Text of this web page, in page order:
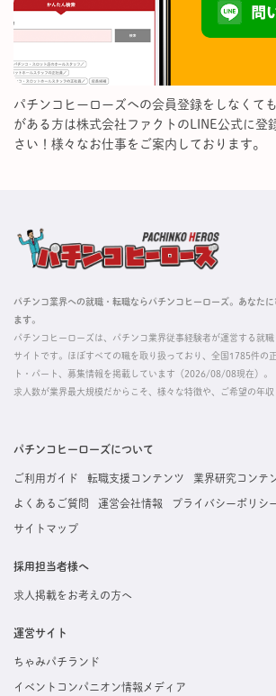
パチンコヒーローズへの会員登録をしなくて
がある方は株式会社ファクトのLINE公式に登
さい！様々なお仕事をご案内しております。
パチンコ業界への就職・転職ならパチンコヒーローズ。あなた
ます。
パチンコヒーローズは、パチンコ業界従事経験者が運営する就
サイトです。ほぼすべての職を取り扱っており、全国1785件の
ト・パート、募集情報を掲載しています（2026/08/08現在）。
求人数が業界最大規模だからこそ、様々な特徴や、ご希望の年
掲載している求人は、すべて契約法人様から寄せられた正規の
た内容はすぐに直接事業所に届くためスムーズに転職・復職でき
パチンコヒーローズについて
ご利用ガイド 転職支援コンテンツ 業界研究コンテ
よくあるご質問 運営会社情報 プライバシーポリシ
サイトマップ
採用担当者様へ
求人掲載をお考えの方へ
運営サイト
ちゃみパチランド
イベントコンパニオン情報メディア